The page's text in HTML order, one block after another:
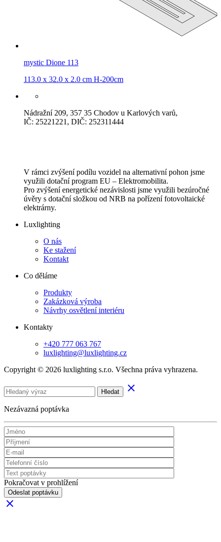
mystic Dione 113
113.0 x 32.0 x 2.0 cm H-200cm
Nádražní 209, 357 35 Chodov u Karlových varů,
IČ: 25221221, DIČ: 252311444
V rámci zvýšení podílu vozidel na alternativní pohon jsme
využili dotační program EU – Elektromobilita.
Pro zvýšení energetické nezávislosti jsme využili bezúročné
úvěry s dotační složkou od NRB na pořízení fotovoltaické
elektrárny.
Luxlighting
O nás
Ke stažení
Kontakt
Co děláme
Produkty
Zakázková výroba
Návrhy osvětlení interiéru
Kontakty
+420 777 063 767
luxlighting@luxlighting.cz
Copyright © 2026 luxlighting s.r.o. Všechna práva vyhrazena.
Hledat clear
Nezávazná poptávka
Pokračovat v prohlížení
Odeslat poptávku
clear